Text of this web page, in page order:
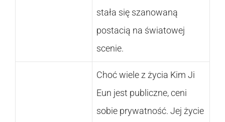
stała się szanowaną
postacią na światowej
scenie.
Choć wiele z życia Kim Ji
Eun jest publiczne, ceni
sobie prywatność. Jej życie